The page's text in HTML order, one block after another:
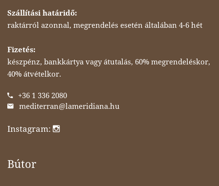
Szállítási határidő:
raktárról azonnal, megrendelés esetén általában 4-6 hét
Fizetés:
készpénz, bankkártya vagy átutalás, 60% megrendeléskor,
40% átvételkor.
+36 1 336 2080
mediterran@lameridiana.hu
Instagram:
Bútor